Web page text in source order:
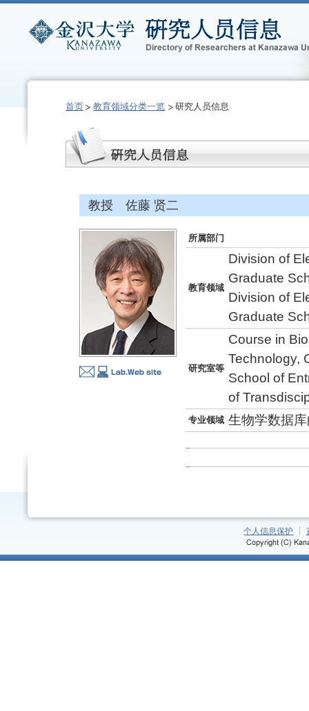
首页 教育领域分类一览 研究人员信息
教授 佐藤 贤二
所属部门
教育领域
Division of
Graduate
Division of
Graduate
研究室等
Course in
Technology,
School of
of
专业领域 生物学数据
个人信息保护